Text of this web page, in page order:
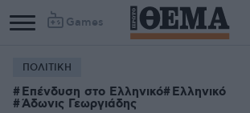
Games
Column
1
Column
2
ΠΟΛΙΤΙΚΗ
Επένδυση στο Ελληνικό Ελληνικό
Άδωνις Γεωργιάδης